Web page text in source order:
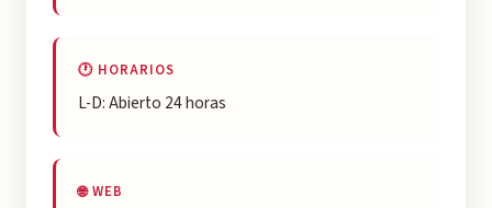
🕐 HORARIOS
L-D: Abierto 24 horas
🌐 WEB